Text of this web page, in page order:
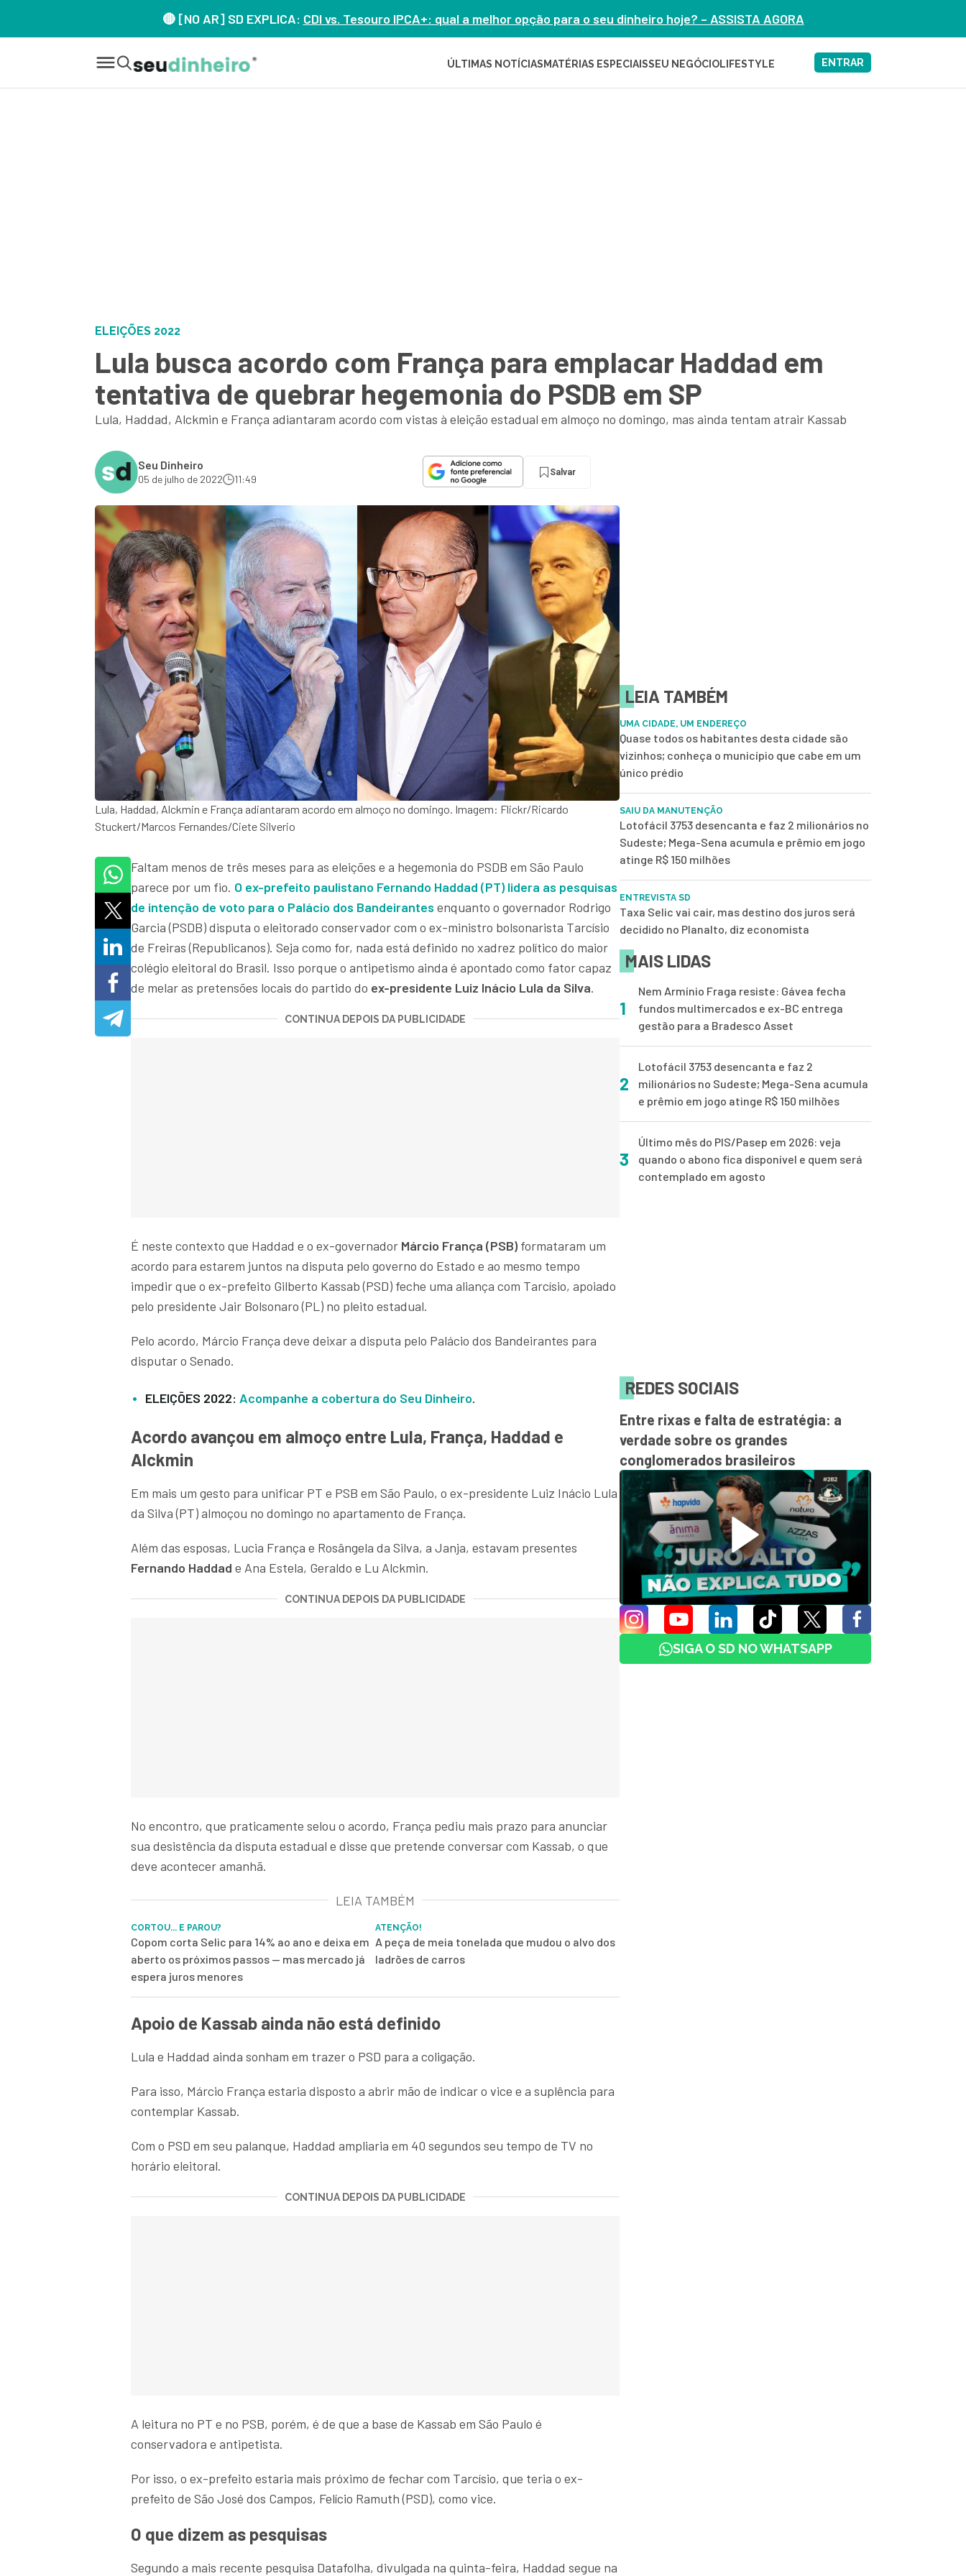
🔴 [NO AR] SD EXPLICA: CDI vs. Tesouro IPCA+: qual a melhor opção para o seu dinheiro hoje? – ASSISTA AGORA
ÚLTIMAS NOTÍCIAS MATÉRIAS ESPECIAISSEU NEGÓCIOLIFESTYLE ENTRAR
ELEIÇÕES 2022
Lula busca acordo com França para emplacar Haddad em
tentativa de quebrar hegemonia do PSDB em SP
Lula, Haddad, Alckmin e França adiantaram acordo com vistas à eleição estadual em almoço no domingo, mas ainda tentam atrair Kassab
Seu Dinheiro
05 de julho de 2022 11:49
Salvar
Lula, Haddad, Alckmin e França adiantaram acordo em almoço no domingo. Imagem: Flickr/Ricardo
Stuckert/Marcos Fernandes/Ciete Silverio
Faltam menos de três meses para as eleições e a hegemonia do PSDB em São Paulo
parece por um fio. O ex-prefeito paulistano Fernando Haddad (PT) lidera as pesquisas
de intenção de voto para o Palácio dos Bandeirantes enquanto o governador Rodrigo
Garcia (PSDB) disputa o eleitorado conservador com o ex-ministro bolsonarista Tarcísio
de Freiras (Republicanos). Seja como for, nada está definido no xadrez político do maior
colégio eleitoral do Brasil. Isso porque o antipetismo ainda é apontado como fator capaz
de melar as pretensões locais do partido do ex-presidente Luiz Inácio Lula da Silva.
CONTINUA DEPOIS DA PUBLICIDADE
É neste contexto que Haddad e o ex-governador Márcio França (PSB) formataram um
acordo para estarem juntos na disputa pelo governo do Estado e ao mesmo tempo
impedir que o ex-prefeito Gilberto Kassab (PSD) feche uma aliança com Tarcísio, apoiado
pelo presidente Jair Bolsonaro (PL) no pleito estadual.
Pelo acordo, Márcio França deve deixar a disputa pelo Palácio dos Bandeirantes para
disputar o Senado.
ELEIÇÕES 2022: Acompanhe a cobertura do Seu Dinheiro.
Acordo avançou em almoço entre Lula, França, Haddad e
Alckmin
Em mais um gesto para unificar PT e PSB em São Paulo, o ex-presidente Luiz Inácio Lula
da Silva (PT) almoçou no domingo no apartamento de França.
Além das esposas, Lucia França e Rosângela da Silva, a Janja, estavam presentes
Fernando Haddad e Ana Estela, Geraldo e Lu Alckmin.
CONTINUA DEPOIS DA PUBLICIDADE
No encontro, que praticamente selou o acordo, França pediu mais prazo para anunciar
sua desistência da disputa estadual e disse que pretende conversar com Kassab, o que
deve acontecer amanhã.
LEIA TAMBÉM
CORTOU... E PAROU?
Copom corta Selic para 14% ao ano e deixa em
aberto os próximos passos — mas mercado já
espera juros menores
ATENÇÃO!
A peça de meia tonelada que mudou o alvo dos
ladrões de carros
Apoio de Kassab ainda não está definido
Lula e Haddad ainda sonham em trazer o PSD para a coligação.
Para isso, Márcio França estaria disposto a abrir mão de indicar o vice e a suplência para
contemplar Kassab.
Com o PSD em seu palanque, Haddad ampliaria em 40 segundos seu tempo de TV no
horário eleitoral.
CONTINUA DEPOIS DA PUBLICIDADE
A leitura no PT e no PSB, porém, é de que a base de Kassab em São Paulo é
conservadora e antipetista.
Por isso, o ex-prefeito estaria mais próximo de fechar com Tarcísio, que teria o ex-
prefeito de São José dos Campos, Felício Ramuth (PSD), como vice.
O que dizem as pesquisas
Segundo a mais recente pesquisa Datafolha, divulgada na quinta-feira, Haddad segue na
LEIA TAMBÉM
UMA CIDADE, UM ENDEREÇO
Quase todos os habitantes desta cidade são
vizinhos; conheça o município que cabe em um
único prédio
SAIU DA MANUTENÇÃO
Lotofácil 3753 desencanta e faz 2 milionários no
Sudeste; Mega-Sena acumula e prêmio em jogo
atinge R$ 150 milhões
ENTREVISTA SD
Taxa Selic vai cair, mas destino dos juros será
decidido no Planalto, diz economista
MAIS LIDAS
1
Nem Armínio Fraga resiste: Gávea fecha
fundos multimercados e ex-BC entrega
gestão para a Bradesco Asset
2
Lotofácil 3753 desencanta e faz 2
milionários no Sudeste; Mega-Sena acumula
e prêmio em jogo atinge R$ 150 milhões
3
Último mês do PIS/Pasep em 2026: veja
quando o abono fica disponível e quem será
contemplado em agosto
REDES SOCIAIS
Entre rixas e falta de estratégia: a
verdade sobre os grandes
conglomerados brasileiros
SIGA O SD NO WHATSAPP